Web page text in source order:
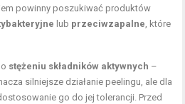
powinny poszukiwać produktów
lub przeciwzapalne, które
stężeniu składników aktywnych –
silniejsze działanie peelingu, ale dla
go do jej tolerancji. Przed